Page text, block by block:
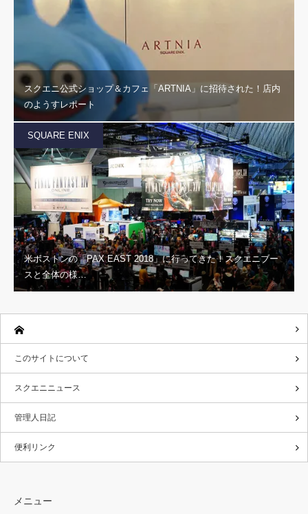
スクエニ公式ショップ＆カフェ「ARTNIA」に招待された！店内
のようすレポート
SQUARE ENIX
米ボストンの「PAX EAST 2018」に行ってきた！スクエニブー
スと全体の様…
このサイトについて
スクエニニュース
管理人日記
便利リンク
メニュー